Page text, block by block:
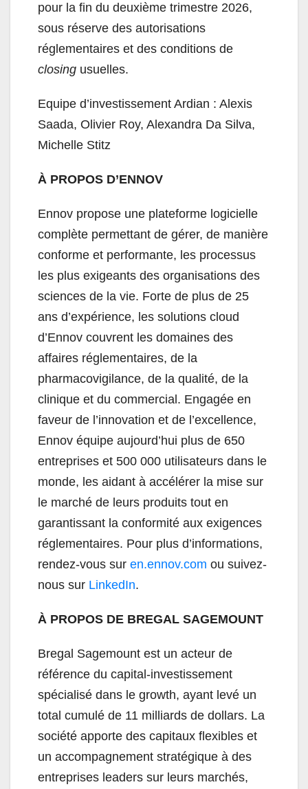
pour la fin du deuxième trimestre 2026,
sous réserve des autorisations
réglementaires et des conditions de
closing usuelles.
Equipe d’investissement Ardian : Alexis
Saada, Olivier Roy, Alexandra Da Silva,
Michelle Stitz
À PROPOS D’ENNOV
Ennov propose une plateforme logicielle
complète permettant de gérer, de manière
conforme et performante, les processus
les plus exigeants des organisations des
sciences de la vie. Forte de plus de 25
ans d’expérience, les solutions cloud
d’Ennov couvrent les domaines des
affaires réglementaires, de la
pharmacovigilance, de la qualité, de la
clinique et du commercial. Engagée en
faveur de l’innovation et de l’excellence,
Ennov équipe aujourd’hui plus de 650
entreprises et 500 000 utilisateurs dans le
monde, les aidant à accélérer la mise sur
le marché de leurs produits tout en
garantissant la conformité aux exigences
réglementaires. Pour plus d’informations,
rendez-vous sur en.ennov.com ou suivez-
nous sur LinkedIn.
À PROPOS DE BREGAL SAGEMOUNT
Bregal Sagemount est un acteur de
référence du capital-investissement
spécialisé dans le growth, ayant levé un
total cumulé de 11 milliards de dollars. La
société apporte des capitaux flexibles et
un accompagnement stratégique à des
entreprises leaders sur leurs marchés,